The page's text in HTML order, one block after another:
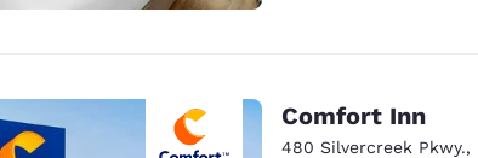
English
Asia-Pacífico
Comfort Inn
480 Silvercreek Pkwy.,